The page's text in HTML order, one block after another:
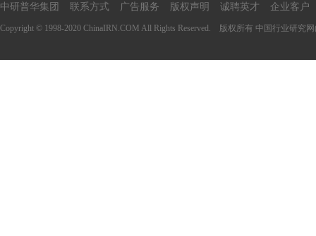
中研普华集团 联系方式 广告服务 版权声明 诚聘英才 企业客户
Copyright © 1998-2020 ChinaIRN.COM All Rights Reserved. 版权所有 中国行业研究网